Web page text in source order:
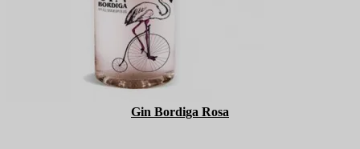
Gin Bordiga Rosa